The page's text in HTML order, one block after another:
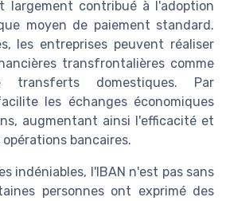
largement contribué à l'adoption
moyen de paiement standard.
les entreprises peuvent réaliser
transfrontalières comme
domestiques. Par
les échanges économiques
augmentant ainsi l'efficacité et
bancaires.
indéniables, l'IBAN n'est pas sans
personnes ont exprimé des